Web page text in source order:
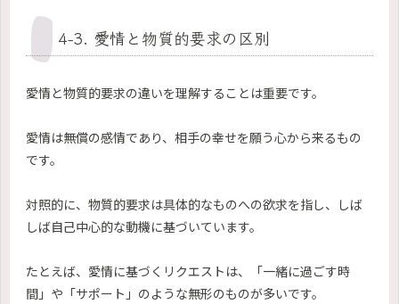
4-3. 愛情と物質的要求の区別
愛情と物質的要求の違いを理解することは重要です。
愛情は無償の感情であり、相手の幸せを願う心から来るもの
です。
対照的に、物質的要求は具体的なものへの欲求を指し、しば
しば自己中心的な動機に基づいています。
たとえば、愛情に基づくリクエストは、「一緒に過ごす時
間」や「サポート」のような無形のものが多いです。